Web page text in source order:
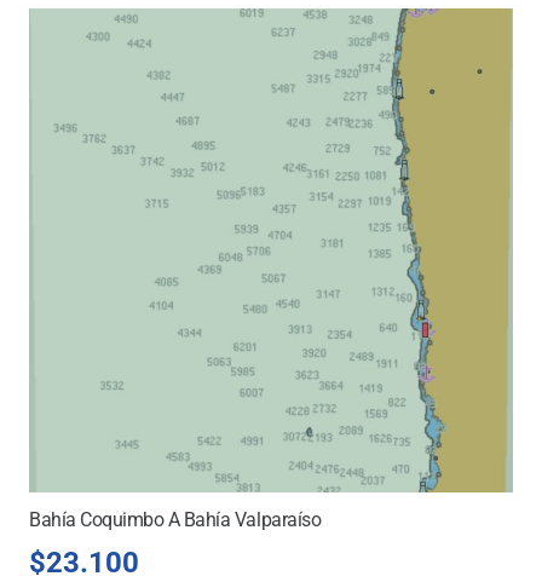
Bahía Coquimbo A Bahía Valparaíso
$23.100